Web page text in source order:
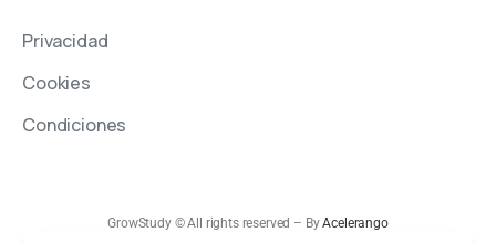
Privacidad
Cookies
Condiciones
GrowStudy © All rights reserved – ByAcelerango